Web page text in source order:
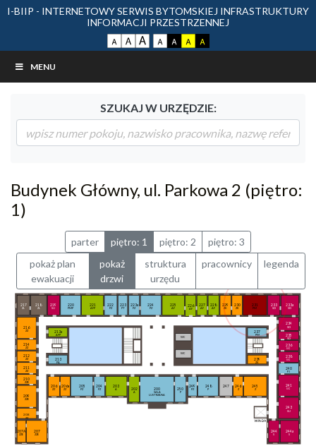
I-BIIP - INTERNETOWY SERWIS BYTOMSKIEJ INFRASTRUKTURY
INFORMACJI PRZESTRZENNEJ
MENU
SZUKAJ W URZĘDZIE:
Budynek Główny, ul. Parkowa 2 (piętro:
1)
parter piętro: 1 piętro: 2
piętro: 3
pokaż plan
ewakuacji
pokaż
drzwi
struktura
urzędu
pracownicy legenda
WC
WC
200
SALA
LUSTRZANA
202
A
203
A
204
PZ
205
PZ
206
ZZ
206a
ZZ
207
ZZE
207A
ZZE
208
ZZ
209
ZZE
210
ZZE
211
ZZ
212
ZZ 213
PA
213a
AFP
214
ZZ
216
ZZ
217
ZL
218
ZL
219
SU
220
PMP
221
AFP
222
PZ
223
PT
223a
PZ
224
PZ
225
AF
226
AF
227
AF
228
AF
229
ZK
230
ZK
233
SD
233a
SD
234
SD
235
SD
236
SO
237
PM
238
SO
239
ZK
240
PJ
241
SO
243
SU
244
S
244a
S
245
Z
246
Z
247
248
P
249
PZ
250
P
231
PM